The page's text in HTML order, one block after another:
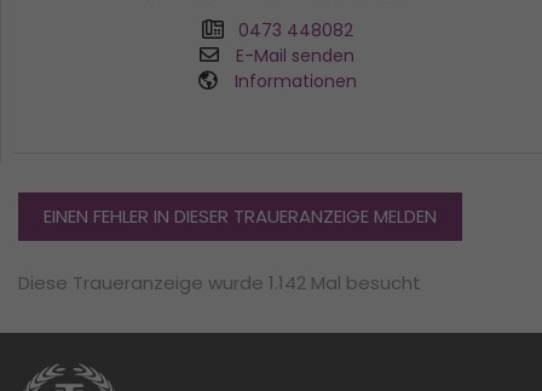
0473 448082
E-Mail senden
Informationen
EINEN FEHLER IN DIESER TRAUERANZEIGE MELDEN
Diese Traueranzeige wurde 1.142 Mal besucht